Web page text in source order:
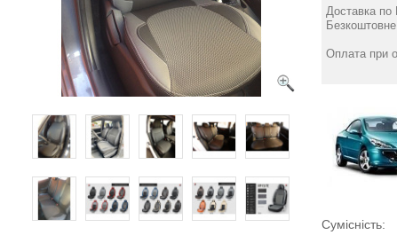
Доставка по
Оплата при
Сумісність:
5 дв. Eco Lazer 2020 -
Элегант